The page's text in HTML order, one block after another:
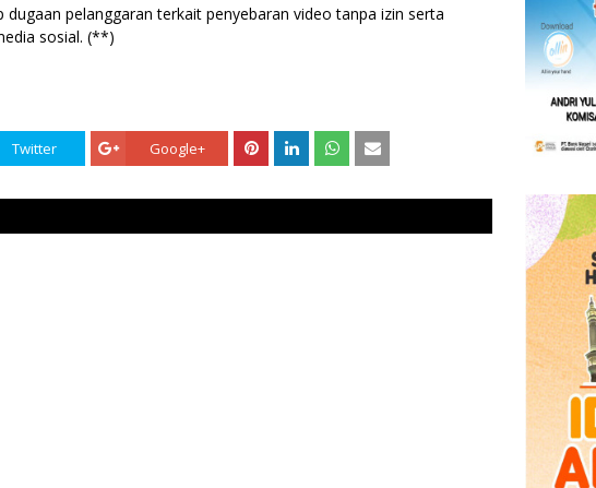
pelanggaran terkait penyebaran video tanpa izin serta
sosial. (**)
Twitter Google+